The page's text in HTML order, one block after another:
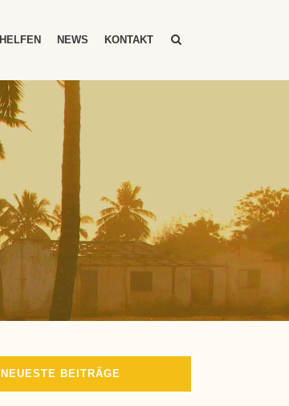
HELFEN NEWS KONTAKT
NEUESTE BEITRÄGE